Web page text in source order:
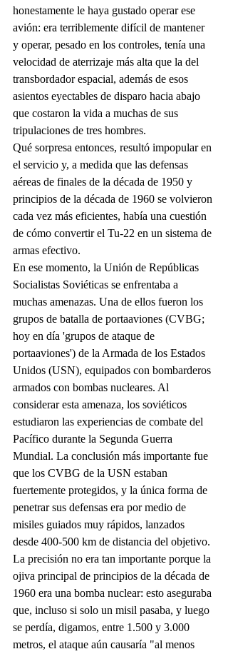
honestamente le haya gustado operar ese
avión: era terriblemente difícil de mantener
y operar, pesado en los controles, tenía una
velocidad de aterrizaje más alta que la del
transbordador espacial, además de esos
asientos eyectables de disparo hacia abajo
que costaron la vida a muchas de sus
tripulaciones de tres hombres.
Qué sorpresa entonces, resultó impopular en
el servicio y, a medida que las defensas
aéreas de finales de la década de 1950 y
principios de la década de 1960 se volvieron
cada vez más eficientes, había una cuestión
de cómo convertir el Tu-22 en un sistema de
armas efectivo.
En ese momento, la Unión de Repúblicas
Socialistas Soviéticas se enfrentaba a
muchas amenazas. Una de ellos fueron los
grupos de batalla de portaaviones (CVBG;
hoy en día 'grupos de ataque de
portaaviones') de la Armada de los Estados
Unidos (USN), equipados con bombarderos
armados con bombas nucleares. Al
considerar esta amenaza, los soviéticos
estudiaron las experiencias de combate del
Pacífico durante la Segunda Guerra
Mundial. La conclusión más importante fue
que los CVBG de la USN estaban
fuertemente protegidos, y la única forma de
penetrar sus defensas era por medio de
misiles guiados muy rápidos, lanzados
desde 400-500 km de distancia del objetivo.
La precisión no era tan importante porque la
ojiva principal de principios de la década de
1960 era una bomba nuclear: esto aseguraba
que, incluso si solo un misil pasaba, y luego
se perdía, digamos, entre 1.500 y 3.000
metros, el ataque aún causaría "al menos